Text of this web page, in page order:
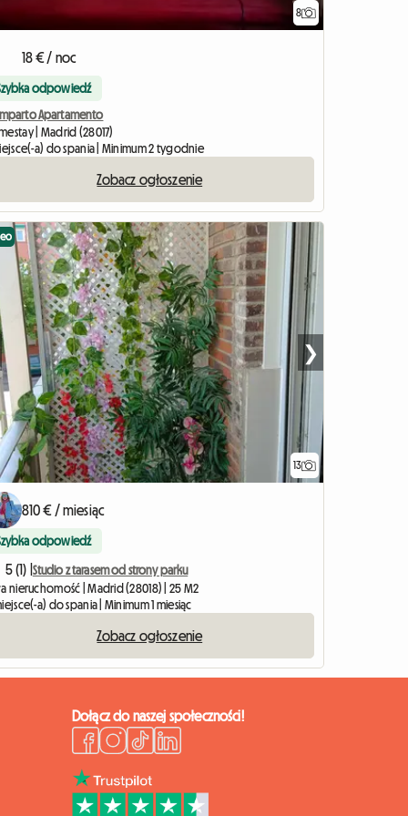
8
18 € / noc
odpowiedź
Apartamento
| Madrid (28017)
a) do spania | Minimum 2 tygodnie
Zobacz ogłoszenie
13
❯
810 € / miesiąc
odpowiedź
5 (1) | Studio z tarasem od strony parku
nieruchomość | Madrid (28018) | 25 M2
a) do spania | Minimum 1 miesiąc
Zobacz ogłoszenie
Dołącz do naszej społeczności!